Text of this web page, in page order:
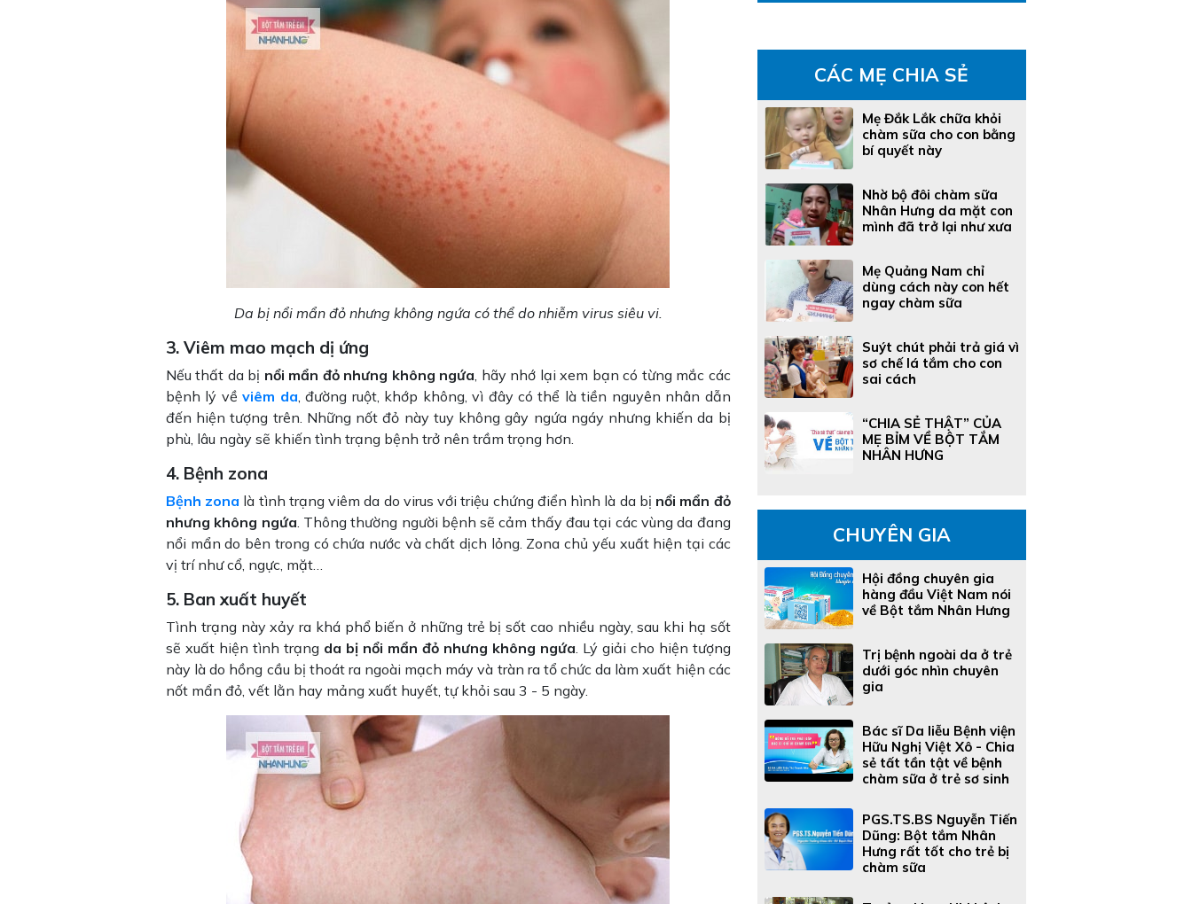
Da bị nổi mẩn đỏ nhưng không ngứa có thể do nhiễm virus siêu vi.
3. Viêm mao mạch dị ứng
Nếu thất da bị nổi mẩn đỏ nhưng không ngứa , hãy nhớ lại xem bạn có từng mắc các
bệnh lý vềviêm da , đường ruột, khớp không, vì đây có thể là tiền nguyên nhân dẫn
đến hiện tượng trên. Những nốt đỏ này tuy không gây ngứa ngáy nhưng khiến da bị
phù, lâu ngày sẽ khiến tình trạng bệnh trở nên trầm trọng hơn.
4. Bệnh zona
Bệnh zona là tình trạng viêm da do virus với triệu chứng điển hình là da bị nổi mẩn đỏ
nhưng không ngứa . Thông thường người bệnh sẽ cảm thấy đau tại các vùng da đang
nổi mẩn do bên trong có chứa nước và chất dịch lỏng. Zona chủ yếu xuất hiện tại các
vị trí như cổ, ngực, mặt…
5. Ban xuất huyết
Tình trạng này xảy ra khá phổ biến ở những trẻ bị sốt cao nhiều ngày, sau khi hạ sốt
sẽ xuất hiện tình trạng da bị nổi mẩn đỏ nhưng không ngứa . Lý giải cho hiện tượng
này là do hồng cầu bị thoát ra ngoài mạch máy và tràn ra tổ chức da làm xuất hiện các
nốt mẩn đỏ, vết lằn hay mảng xuất huyết, tự khỏi sau 3 - 5 ngày.
CÁC MẸ CHIA SẺ
Mẹ Đắk Lắk chữa khỏi
chàm sữa cho con bằng
bí quyết này
Nhờ bộ đôi chàm sữa
Nhân Hưng da mặt con
mình đã trở lại như xưa
Mẹ Quảng Nam chỉ
dùng cách này con hết
ngay chàm sữa
Suýt chút phải trả giá vì
sơ chế lá tắm cho con
sai cách
“CHIA SẺ THẬT” CỦA
MẸ BỈM VỀ BỘT TẮM
NHÂN HƯNG
CHUYÊN GIA
Hội đồng chuyên gia
hàng đầu Việt Nam nói
về Bột tắm Nhân Hưng
Trị bệnh ngoài da ở trẻ
dưới góc nhìn chuyên
gia
Bác sĩ Da liễu Bệnh viện
Hữu Nghị Việt Xô - Chia
sẻ tất tần tật về bệnh
chàm sữa ở trẻ sơ sinh
PGS.TS.BS Nguyễn Tiến
Dũng: Bột tắm Nhân
Hưng rất tốt cho trẻ bị
chàm sữa